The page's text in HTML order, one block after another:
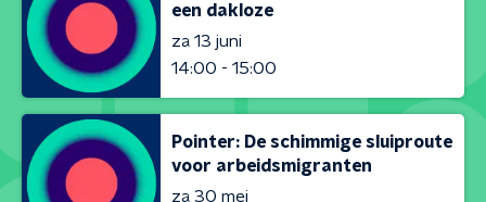
een dakloze
za 13 juni
14:00 - 15:00
Pointer: De schimmige sluiproute
voor arbeidsmigranten
za 30 mei